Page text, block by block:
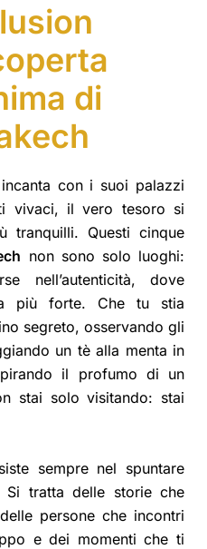
di
con i suoi palazzi
vivaci, il vero tesoro si
tranquilli. Questi cinque
non sono solo luoghi:
nell’autenticità, dove
più forte. Che tu stia
segreto, osservando gli
un tè alla menta in
il profumo di un
stai solo visitando: stai
sempre nel spuntare
Si tratta delle storie che
persone che incontri
e dei momenti che ti